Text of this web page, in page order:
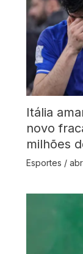
Itália
novo
milhões
Esportes /